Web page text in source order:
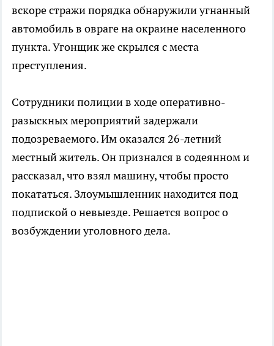
вскоре стражи порядка обнаружили угнанный
автомобиль в овраге на окраине населенного
пункта. Угонщик же скрылся с места
преступления.
Сотрудники полиции в ходе оперативно-
разыскных мероприятий задержали
подозреваемого. Им оказался 26-летний
местный житель. Он признался в содеянном и
рассказал, что взял машину, чтобы просто
покататься. Злоумышленник находится под
подпиской о невыезде. Решается вопрос о
возбуждении уголовного дела.